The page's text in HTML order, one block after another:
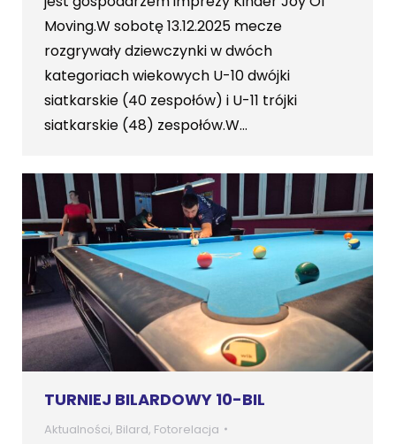
Moving.W sobotę 13.12.2025 mecze
rozgrywały dziewczynki w dwóch
kategoriach wiekowych U-10 dwójki
siatkarskie (40 zespołów) i U-11 trójki
siatkarskie (48) zespołów.W…
TURNIEJ BILARDOWY 10-BIL
Aktualności, Bilard, Fotorelacja